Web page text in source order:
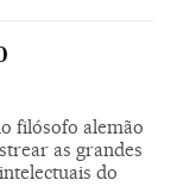
filósofo alemão
as grandes
do